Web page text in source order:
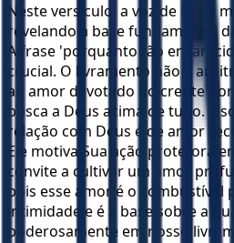
Neste versículo, a voz de Deus
revelando a base fundamental
A frase 'porquanto tão
crucial. O livramento não é
ao amor devotado do crente
busca a Deus acima de tudo.
relação com Deus é de amor
Ele motiva Sua ação protetora
convite a cultivar um amor
pois esse amor é o combustível
intimidade e é a base sobre a
poderosamente em nosso